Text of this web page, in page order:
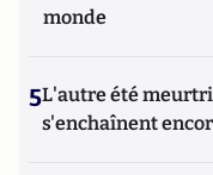
monde
5L'autre été
s'enchaînent